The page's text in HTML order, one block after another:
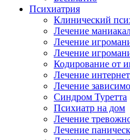
Психиатрия
Клинический
Лечение
Лечение
Лечение
Кодирование от
Лечение
Лечение
Синдром Туретта
Психиатр на дом
Лечение
Лечение